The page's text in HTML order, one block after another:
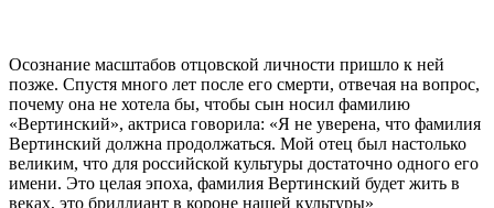
Осознание масштабов отцовской личности пришло к ней
позже. Спустя много лет после его смерти, отвечая на вопрос,
почему она не хотела бы, чтобы сын носил фамилию
«Вертинский», актриса говорила: «Я не уверена, что фамилия
Вертинский должна продолжаться. Мой отец был настолько
великим, что для российской культуры достаточно одного его
имени. Это целая эпоха, фамилия Вертинский будет жить в
веках, это бриллиант в короне нашей культуры»